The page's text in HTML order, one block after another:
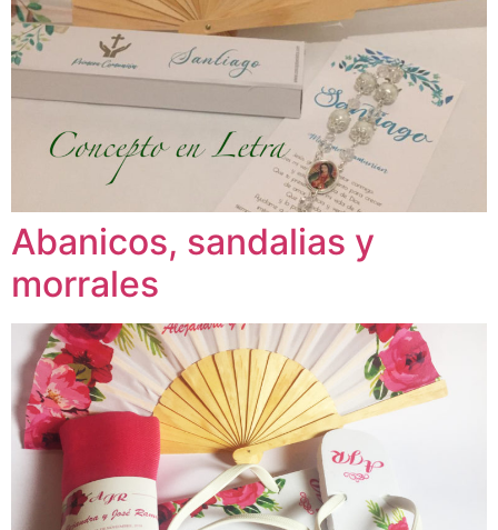
Abanicos, sandalias y
morrales